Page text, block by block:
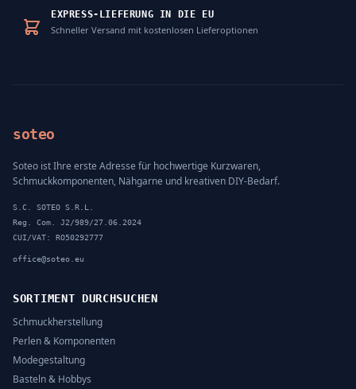
EXPRESS-LIEFERUNG IN DIE EU
Schneller Versand mit kostenlosen Lieferoptionen
soteo
Soteo ist Ihre erste Adresse für hochwertige Kurzwaren,
Schmuckkomponenten, Nähgarne und kreativen DIY-Bedarf.
S.C. SOTEO S.R.L.
Reg. Com. J2/989/27.06.2024
CUI/VAT: RO50292777
office@soteo.eu
SORTIMENT DURCHSUCHEN
Schmuckherstellung
Perlen & Komponenten
Modegestaltung
Basteln & Hobbys